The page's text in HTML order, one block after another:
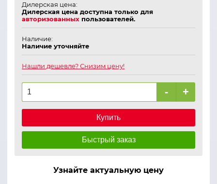
Дилерская цена:
Дилерская цена доступна только для
авторизованных пользователей.
Наличие:
Наличие уточняйте
Нашли дешевле? Снизим цену!
- +
Купить
Быстрый заказ
Узнайте актуальную цену